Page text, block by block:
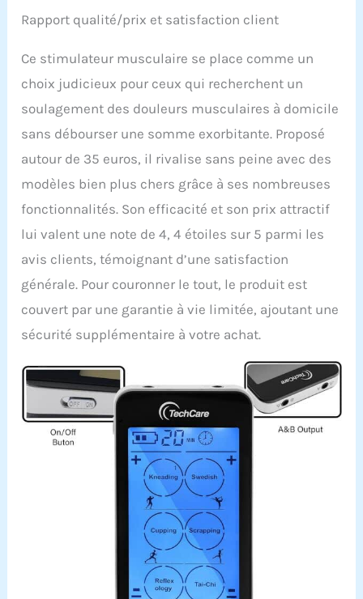
Rapport qualité/prix et satisfaction client
Ce stimulateur musculaire se place comme un
choix judicieux pour ceux qui recherchent un
soulagement des douleurs musculaires à domicile
sans débourser une somme exorbitante. Proposé
autour de 35 euros, il rivalise sans peine avec des
modèles bien plus chers grâce à ses nombreuses
fonctionnalités. Son efficacité et son prix attractif
lui valent une note de 4, 4 étoiles sur 5 parmi les
avis clients, témoignant d’une satisfaction
générale. Pour couronner le tout, le produit est
couvert par une garantie à vie limitée, ajoutant une
sécurité supplémentaire à votre achat.